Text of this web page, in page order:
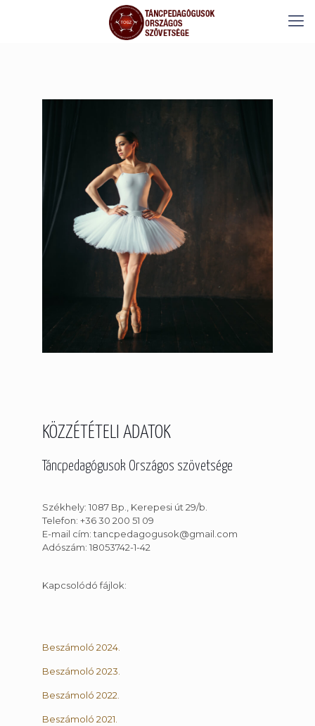
KÖZZÉTÉTELI ADATOK
Táncpedagógusok Országos szövetsége
Székhely: 1087 Bp., Kerepesi út 29/b.
Telefon: +36 30 200 51 09
E-mail cím: tancpedagogusok@gmail.com
Adószám: 18053742-1-42
Kapcsolódó fájlok:
Beszámoló 2024.
Beszámoló 2023.
Beszámoló 2022.
Beszámoló 2021.